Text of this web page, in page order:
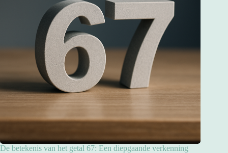
De betekenis van het getal 67: Een diepgaande verkenning